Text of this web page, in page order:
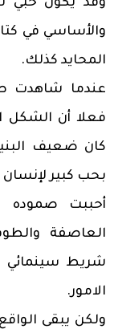
وقد يكون حبي
والأساسي في
المحايد كذلك.
عندما شاهدت
فعلا أن الشكل
كان ضعيف
بحب كبير
أحببت صموده
العاصفة
شريط سينمائي
الامور.
ولكن يبقى